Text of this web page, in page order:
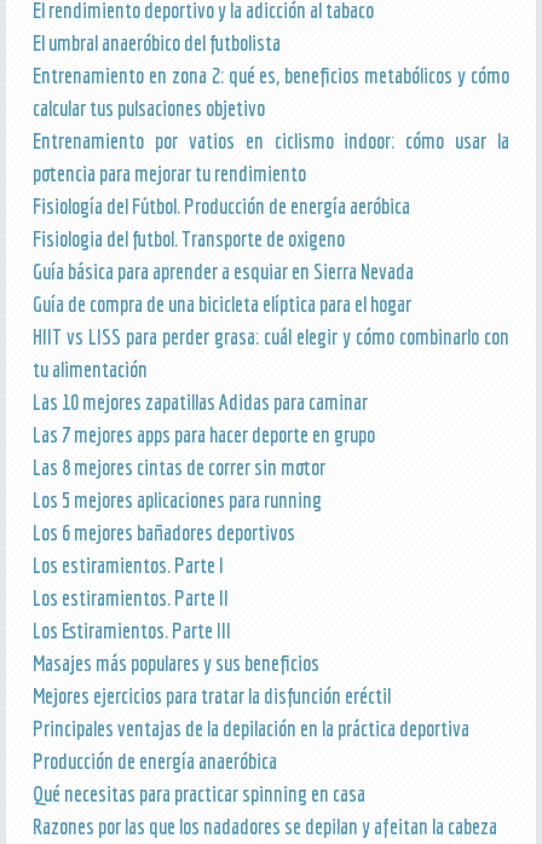
El rendimiento deportivo y la adicción al tabaco
El umbral anaeróbico del futbolista
Entrenamiento en zona 2: qué es, beneficios metabólicos y cómo
calcular tus pulsaciones objetivo
Entrenamiento por vatios en ciclismo indoor: cómo usar la
potencia para mejorar tu rendimiento
Fisiología del Fútbol. Producción de energía aeróbica
Fisiologia del futbol. Transporte de oxigeno
Guía básica para aprender a esquiar en Sierra Nevada
Guía de compra de una bicicleta elíptica para el hogar
HIIT vs LISS para perder grasa: cuál elegir y cómo combinarlo con
tu alimentación
Las 10 mejores zapatillas Adidas para caminar
Las 7 mejores apps para hacer deporte en grupo
Las 8 mejores cintas de correr sin motor
Los 5 mejores aplicaciones para running
Los 6 mejores bañadores deportivos
Los estiramientos. Parte I
Los estiramientos. Parte II
Los Estiramientos. Parte III
Masajes más populares y sus beneficios
Mejores ejercicios para tratar la disfunción eréctil
Principales ventajas de la depilación en la práctica deportiva
Producción de energía anaeróbica
Qué necesitas para practicar spinning en casa
Razones por las que los nadadores se depilan y afeitan la cabeza